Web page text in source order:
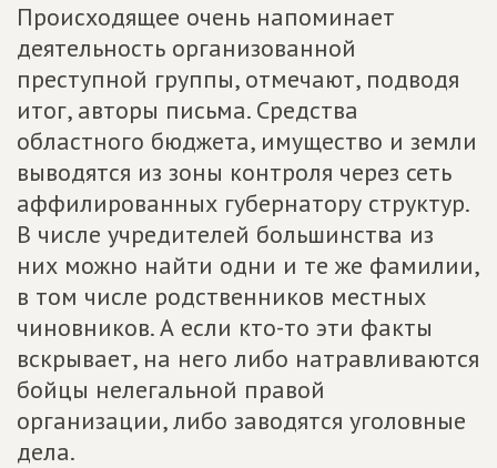
Происходящее очень напоминает
деятельность организованной
преступной группы, отмечают, подводя
итог, авторы письма. Средства
областного бюджета, имущество и земли
выводятся из зоны контроля через сеть
аффилированных губернатору структур.
В числе учредителей большинства из
них можно найти одни и те же фамилии,
в том числе родственников местных
чиновников. А если кто-то эти факты
вскрывает, на него либо натравливаются
бойцы нелегальной правой
организации, либо заводятся уголовные
дела.